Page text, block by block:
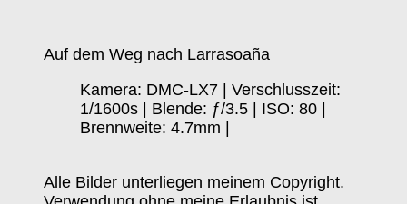
Auf dem Weg nach Larrasoaña
Kamera: DMC-LX7 | Verschlusszeit:
1/1600s | Blende: ƒ/3.5 | ISO: 80 |
Brennweite: 4.7mm |
Alle Bilder unterliegen meinem Copyright.